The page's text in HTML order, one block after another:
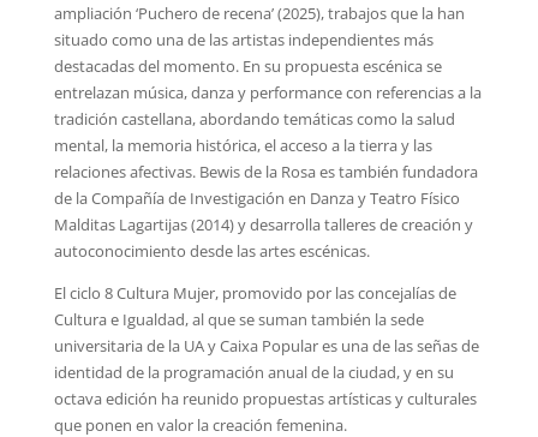
ampliación ‘Puchero de recena’ (2025), trabajos que la han
situado como una de las artistas independientes más
destacadas del momento. En su propuesta escénica se
entrelazan música, danza y performance con referencias a la
tradición castellana, abordando temáticas como la salud
mental, la memoria histórica, el acceso a la tierra y las
relaciones afectivas. Bewis de la Rosa es también fundadora
de la Compañía de Investigación en Danza y Teatro Físico
Malditas Lagartijas (2014) y desarrolla talleres de creación y
autoconocimiento desde las artes escénicas.
El ciclo 8 Cultura Mujer, promovido por las concejalías de
Cultura e Igualdad, al que se suman también la sede
universitaria de la UA y Caixa Popular es una de las señas de
identidad de la programación anual de la ciudad, y en su
octava edición ha reunido propuestas artísticas y culturales
que ponen en valor la creación femenina.